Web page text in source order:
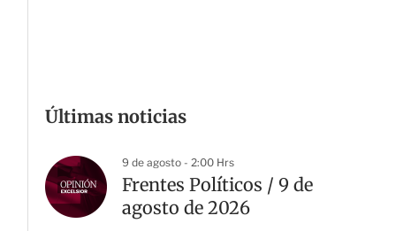
Últimas noticias
9 de agosto - 2:00 Hrs
Frentes Políticos / 9 de
agosto de 2026